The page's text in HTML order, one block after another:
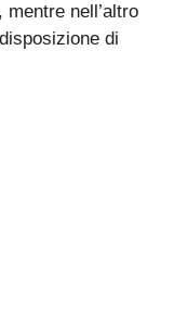
nell’altro
di